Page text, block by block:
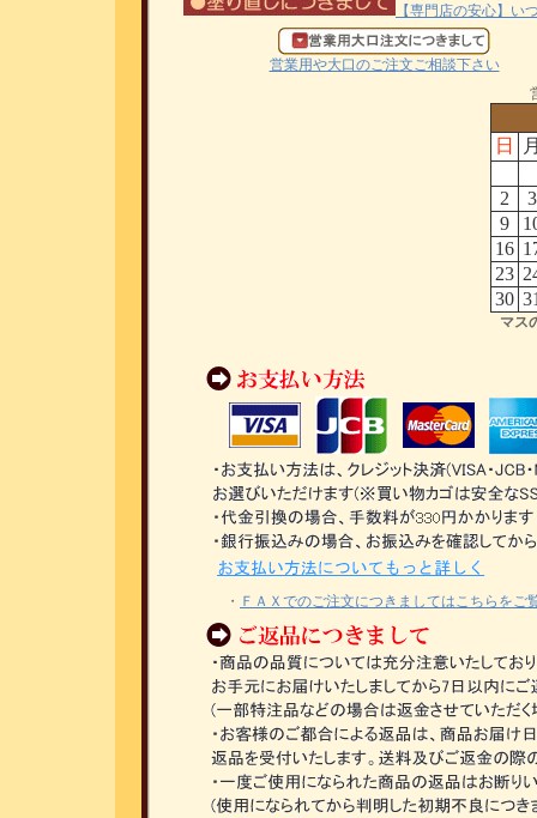
【専門店の安心】い
営業用や大口のご注文ご相談下さい
日
2
3
9
16
23
30
マス
・ ＦＡＸでのご注文につきましてはこちらをご